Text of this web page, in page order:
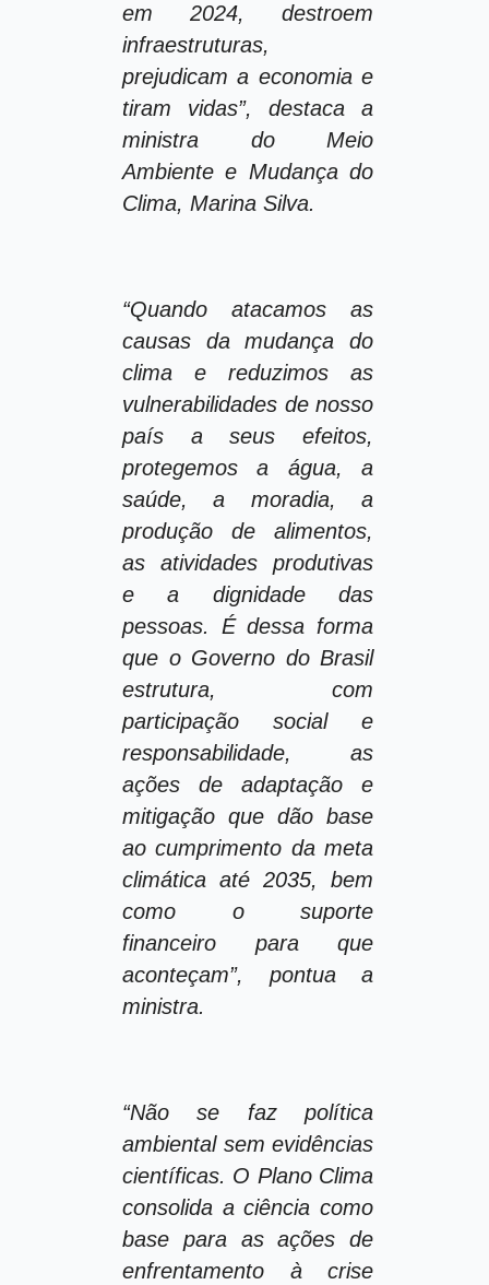
em 2024, destroem
infraestruturas,
prejudicam a economia e
tiram vidas”, destaca a
ministra do Meio
Ambiente e Mudança do
Clima, Marina Silva.
“Quando atacamos as
causas da mudança do
clima e reduzimos as
vulnerabilidades de nosso
país a seus efeitos,
protegemos a água, a
saúde, a moradia, a
produção de alimentos,
as atividades produtivas
e a dignidade das
pessoas. É dessa forma
que o Governo do Brasil
estrutura, com
participação social e
responsabilidade, as
ações de adaptação e
mitigação que dão base
ao cumprimento da meta
climática até 2035, bem
como o suporte
financeiro para que
aconteçam”, pontua a
ministra.
“Não se faz política
ambiental sem evidências
científicas. O Plano Clima
consolida a ciência como
base para as ações de
enfrentamento à crise